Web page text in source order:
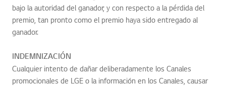
bajo la autoridad del ganador; y con respecto a la pérdida del
premio, tan pronto como el premio haya sido entregado al
ganador.
INDEMNIZACIÓN
Cualquier intento de dañar deliberadamente los Canales
promocionales de LGE o la información en los Canales, causar